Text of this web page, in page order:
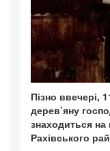
Пізно ввечері,
дерев’яну
знаходиться на
Рахівського